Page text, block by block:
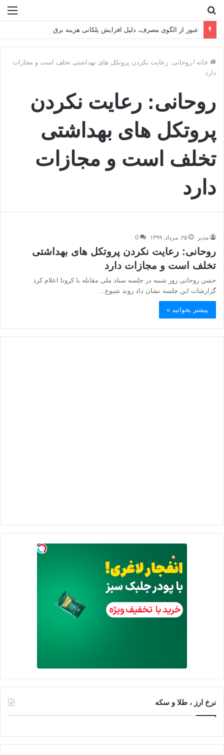
تراز تاب‌آوری فولادمبارکه در سال سخت ۱۴۰۴
خانه / روحانی: رعایت نکردن پروتکل های بهداشتی تخلف است و مجازات
دارد
روحانی: رعایت نکردن
پروتکل های بهداشتی
تخلف است و مجازات
دارد
مدیر ۲۵, مرداد, ۱۳۹۹ 0
روحانی: رعایت نکردن پروتکل های بهداشتی
تخلف است و مجازات دارد
حسن روحانی روز شنبه در جلسه ستاد ملی مقابله با کرونا اعلام کرد
گزارشات این جلسه نشان داد روند شیوع…
بیشتر بخوانید »
نرخ ارز ، طلا و سکه